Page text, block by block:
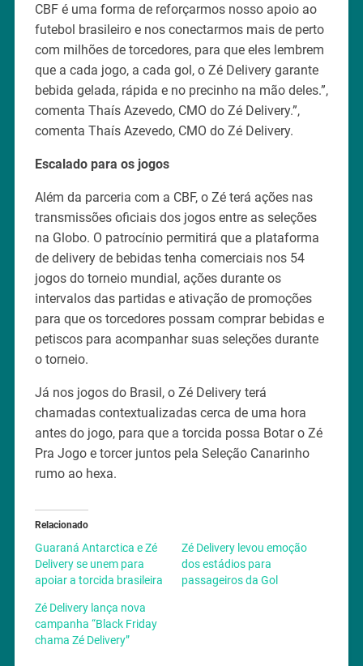
CBF é uma forma de reforçarmos nosso apoio ao
futebol brasileiro e nos conectarmos mais de perto
com milhões de torcedores, para que eles lembrem
que a cada jogo, a cada gol, o Zé Delivery garante
bebida gelada, rápida e no precinho na mão deles.”,
comenta Thaís Azevedo, CMO do Zé Delivery.”,
comenta Thaís Azevedo, CMO do Zé Delivery.
Escalado para os jogos
Além da parceria com a CBF, o Zé terá ações nas
transmissões oficiais dos jogos entre as seleções
na Globo. O patrocínio permitirá que a plataforma
de delivery de bebidas tenha comerciais nos 54
jogos do torneio mundial, ações durante os
intervalos das partidas e ativação de promoções
para que os torcedores possam comprar bebidas e
petiscos para acompanhar suas seleções durante
o torneio.
Já nos jogos do Brasil, o Zé Delivery terá
chamadas contextualizadas cerca de uma hora
antes do jogo, para que a torcida possa Botar o Zé
Pra Jogo e torcer juntos pela Seleção Canarinho
rumo ao hexa.
Relacionado
Guaraná Antarctica e Zé
Delivery se unem para
apoiar a torcida brasileira
Zé Delivery levou emoção
dos estádios para
passageiros da Gol
Zé Delivery lança nova
campanha “Black Friday
chama Zé Delivery”